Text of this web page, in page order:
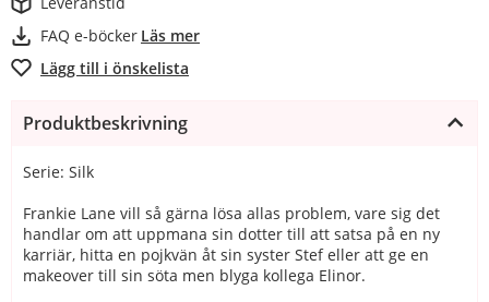
FAQ e-böcker Läs mer
Lägg till i önskelista
Produktbeskrivning
Serie: Silk
Frankie Lane vill så gärna lösa allas problem, vare sig det
handlar om att uppmana sin dotter till att satsa på en ny
karriär, hitta en pojkvän åt sin syster Stef eller att ge en
makeover till sin söta men blyga kollega Elinor.